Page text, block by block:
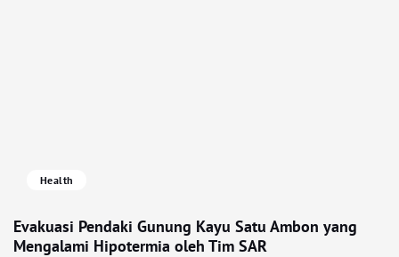
Health
Evakuasi Pendaki Gunung Kayu Satu Ambon yang
Mengalami Hipotermia oleh Tim SAR